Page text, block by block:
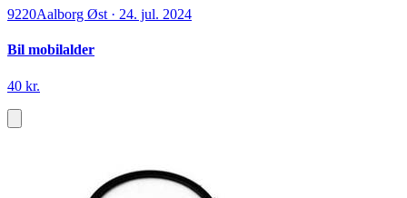
9220Aalborg Øst · 24. jul. 2024
Bil mobilalder
40 kr.